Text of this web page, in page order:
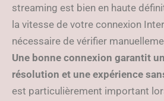
streaming est bien en haute
la vitesse de votre connexion
nécessaire de vérifier
Une bonne connexion garantit
résolution et une expérience
est particulièrement important